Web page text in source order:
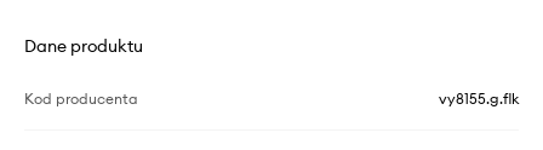
Dane produktu
Kod producenta vy8155.g.flk